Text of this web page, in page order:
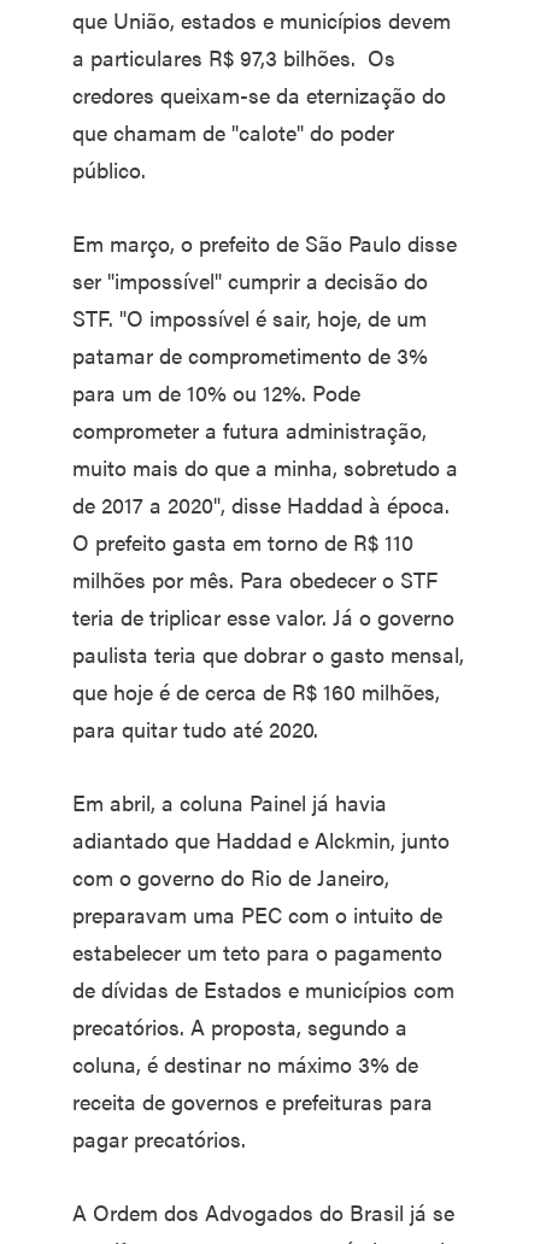
que União, estados e municípios devem
a particulares R$ 97,3 bilhões. Os
credores queixam-se da eternização do
que chamam de "calote" do poder
público.
Em março, o prefeito de São Paulo disse
ser "impossível" cumprir a decisão do
STF. "O impossível é sair, hoje, de um
patamar de comprometimento de 3%
para um de 10% ou 12%. Pode
comprometer a futura administração,
muito mais do que a minha, sobretudo a
de 2017 a 2020", disse Haddad à época.
O prefeito gasta em torno de R$ 110
milhões por mês. Para obedecer o STF
teria de triplicar esse valor. Já o governo
paulista teria que dobrar o gasto mensal,
que hoje é de cerca de R$ 160 milhões,
para quitar tudo até 2020.
Em abril, a coluna Painel já havia
adiantado que Haddad e Alckmin, junto
com o governo do Rio de Janeiro,
preparavam uma PEC com o intuito de
estabelecer um teto para o pagamento
de dívidas de Estados e municípios com
precatórios. A proposta, segundo a
coluna, é destinar no máximo 3% de
receita de governos e prefeituras para
pagar precatórios.
A Ordem dos Advogados do Brasil já se